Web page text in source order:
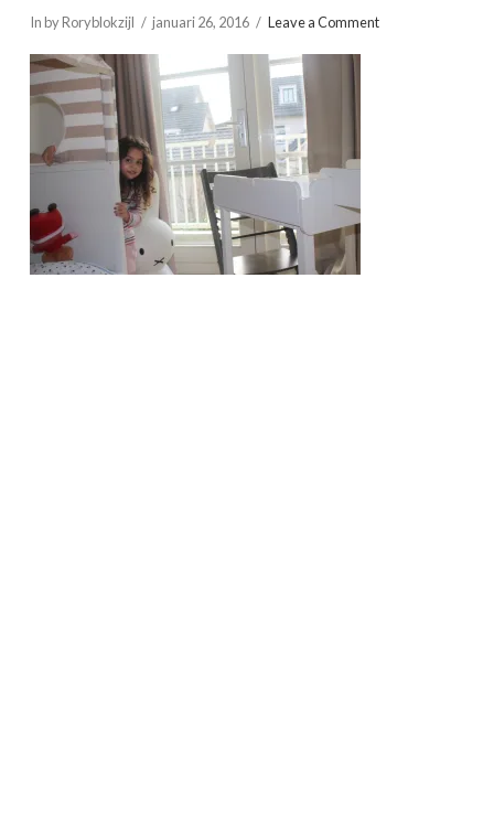
In by Roryblokzijl januari 26, 2016 Leave a Comment